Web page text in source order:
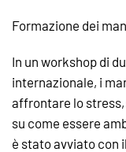
Formazione dei
In un workshop di
internazionale, i
affrontare lo stress,
su come essere
è stato avviato con